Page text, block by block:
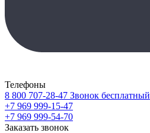
Телефоны
8 800 707-28-47 Звонок бесплатный
+7 969 999-15-47
+7 969 999-54-70
Заказать звонок